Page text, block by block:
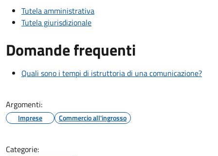
Tutela amministrativa
Tutela giurisdizionale
Domande frequenti
Quali sono i tempi di istruttoria di una comunicazione?
Argomenti:
Imprese Commercio all'ingrosso
Categorie: